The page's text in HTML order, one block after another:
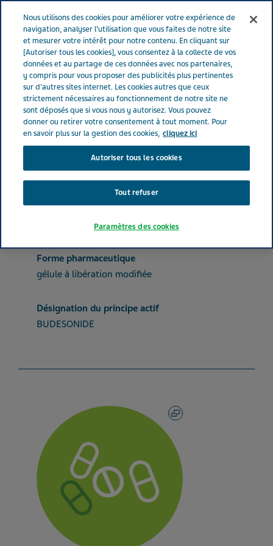
Menu
France Nos Produits
BUDESONIDE TEVA SANTE® 3 mg (bte de
90)
BUDESONIDE TEVA
SANTE® 3 mg (bte de 90)
ANTIDIARRHÉIQUES, ANTI-INFLAMMATOIRES ET ANTI-INFECTIEUX INTESTINAUX
BUDESONIDE
Forme pharmaceutique
gélule à libération modifiée
Désignation du principe actif
BUDESONIDE
Nous utilisons des cookies pour améliorer votre expérience de
navigation, analyser l’utilisation que vous faites de notre site
et mesurer votre intérêt pour notre contenu. En cliquant sur
[Autoriser tous les cookies], vous consentez à la collecte de vos
données et au partage de ces données avec nos partenaires,
y compris pour vous proposer des publicités plus pertinentes
sur d'autres sites internet. Les cookies autres que ceux
strictement nécessaires au fonctionnement de notre site ne
sont déposés que si vous nous y autorisez. Vous pouvez
donner ou retirer votre consentement à tout moment. Pour
en savoir plus sur la gestion des cookies, cliquez ici
Autoriser tous les cookies
Tout refuser
Paramètres des cookies